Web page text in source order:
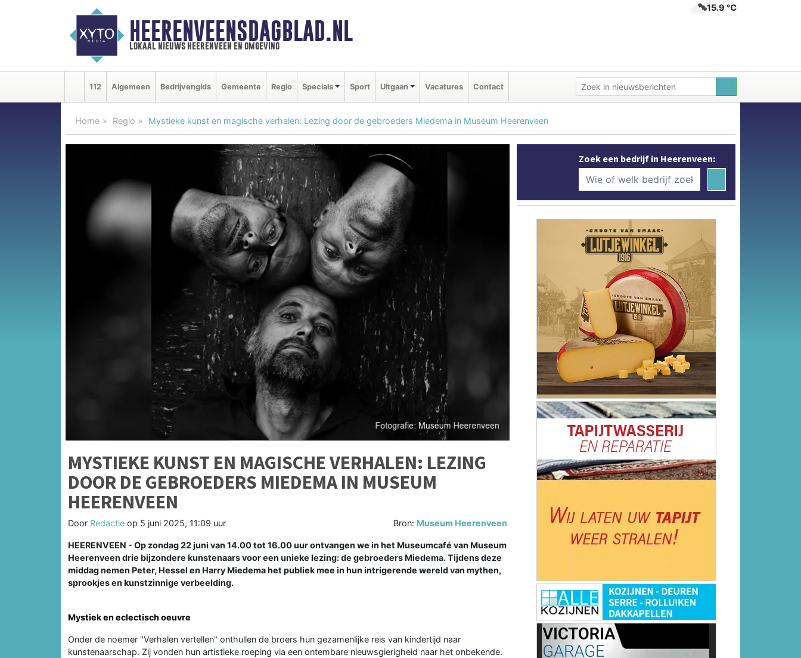
HEERENVEENSDAGBLAD.NL
lokaal nieuws heerenveen en omgeving
15.9 ℃
112 Algemeen Bedrijvengids Gemeente Regio Specials Sport Uitgaan Vacatures Contact
Home Regio Mystieke kunst en magische verhalen: Lezing door de gebroeders Miedema in Museum Heerenveen
MYSTIEKE KUNST EN MAGISCHE VERHALEN: LEZING
DOOR DE GEBROEDERS MIEDEMA IN MUSEUM
HEERENVEEN
Door Redactie op 5 juni 2025, 11:09 uur Bron: Museum Heerenveen
HEERENVEEN - Op zondag 22 juni van 14.00 tot 16.00 uur ontvangen we in het Museumcafé van Museum
Heerenveen drie bijzondere kunstenaars voor een unieke lezing: de gebroeders Miedema. Tijdens deze
middag nemen Peter, Hessel en Harry Miedema het publiek mee in hun intrigerende wereld van mythen,
sprookjes en kunstzinnige verbeelding.
Mystiek en eclectisch oeuvre
Onder de noemer "Verhalen vertellen" onthullen de broers hun gezamenlijke reis van kindertijd naar
kunstenaarschap. Zij vonden hun artistieke roeping via een ontembare nieuwsgierigheid naar het onbekende.
Zoek een bedrijf in Heerenveen: